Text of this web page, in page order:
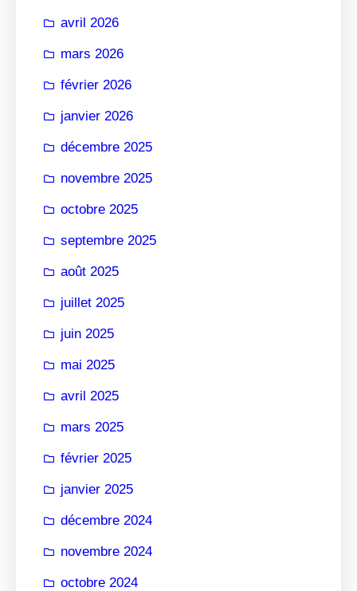
avril 2026
mars 2026
février 2026
janvier 2026
décembre 2025
novembre 2025
octobre 2025
septembre 2025
août 2025
juillet 2025
juin 2025
mai 2025
avril 2025
mars 2025
février 2025
janvier 2025
décembre 2024
novembre 2024
octobre 2024